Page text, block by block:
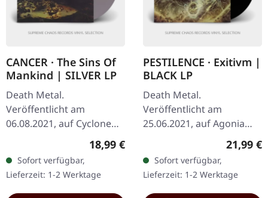
CANCER · The Sins Of
Mankind | SILVER LP
Death Metal.
Veröffentlicht am
06.08.2021, auf Cyclone
Empire. Silbernes Vinyl
mit zwei Bonus-Tracks
und Insert. Limitiert auf
500 Exemplare. Die…
Regulärer Preis:
18,99 €
Sofort verfügbar,
Lieferzeit: 1-2 Werktage
PESTILENCE · Exitivm |
BLACK LP
Death Metal.
Veröffentlicht am
25.06.2021, auf Agonia
Records. Schwarzes Vinyl
im Gatefold-Cover. Die
niederländischen Death
Metal-Legenden…
21,99 €
Sofort verfügbar,
Lieferzeit: 1-2 Werktage